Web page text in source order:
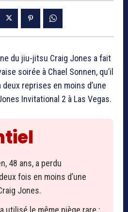
du jiu-jitsu Craig Jones a fait
soirée à Chael Sonnen, qu’il
reprises en moins d’une
Invitational 2 à Las Vegas.
48 ans, a perdu
fois en moins d’une
Jones.
utilisé le même piège rare :